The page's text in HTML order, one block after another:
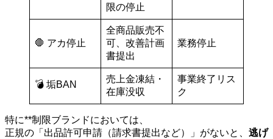
限の停止
🛑 アカ停止
全商品販売不
可、改善計画
書提出
業務停止
💣 垢BAN
売上金凍結・
在庫没収
事業終了リス
ク
特に**制限ブランドにおいては、
正規の「出品許可申請（請求書提出など）」がないと、 逃げ